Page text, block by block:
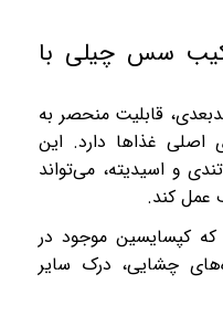
سس چیلی با
قابلیت منحصر به
غذاها دارد. این
و اسیدیته، می‌تواند
عمل کند.
کپسایسین موجود در
چشایی، درک سایر